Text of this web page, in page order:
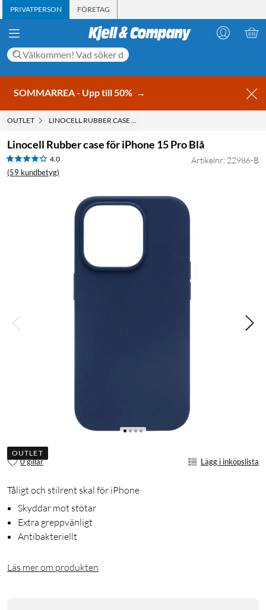
PRIVATPERSON FÖRETAG
SOMMARREA - Upp till 50% →
OUTLET LINOCELL RUBBER CASE FÖR IPHONE 15 PRO BLÅ
Linocell Rubber case för iPhone 15 Pro Blå
4.0
(59 kundbetyg)
Artikelnr: 22986-B
OUTLET
0 gillar Lägg i inköpslista
Tåligt och stilrent skal för iPhone
Skyddar mot stötar
Extra greppvänligt
Antibakteriellt
Läs mer om produkten